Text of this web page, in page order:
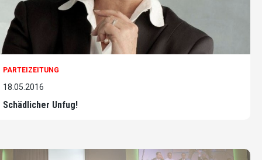
PARTEIZEITUNG
18.05.2016
Schädlicher Unfug!